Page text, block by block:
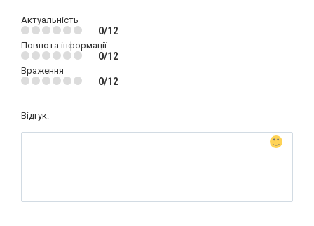
Актуальність
0/12
Повнота інформації
0/12
Враження
0/12
Відгук: